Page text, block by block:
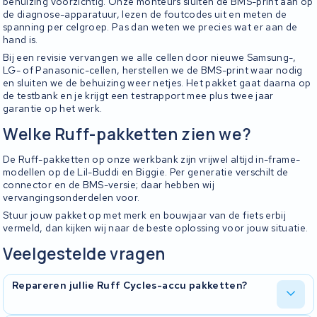
de diagnose-apparatuur, lezen de foutcodes uit en meten de
spanning per celgroep. Pas dan weten we precies wat er aan de
hand is.
Bij een revisie vervangen we alle cellen door nieuwe Samsung-,
LG- of Panasonic-cellen, herstellen we de BMS-print waar nodig
en sluiten we de behuizing weer netjes. Het pakket gaat daarna op
de testbank en je krijgt een testrapport mee plus twee jaar
garantie op het werk.
Welke Ruff-pakketten zien we?
De Ruff-pakketten op onze werkbank zijn vrijwel altijd in-frame-
modellen op de Lil-Buddi en Biggie. Per generatie verschilt de
connector en de BMS-versie; daar hebben wij
vervangingsonderdelen voor.
Stuur jouw pakket op met merk en bouwjaar van de fiets erbij
vermeld, dan kijken wij naar de beste oplossing voor jouw situatie.
Veelgestelde vragen
Repareren jullie Ruff Cycles-accu pakketten?